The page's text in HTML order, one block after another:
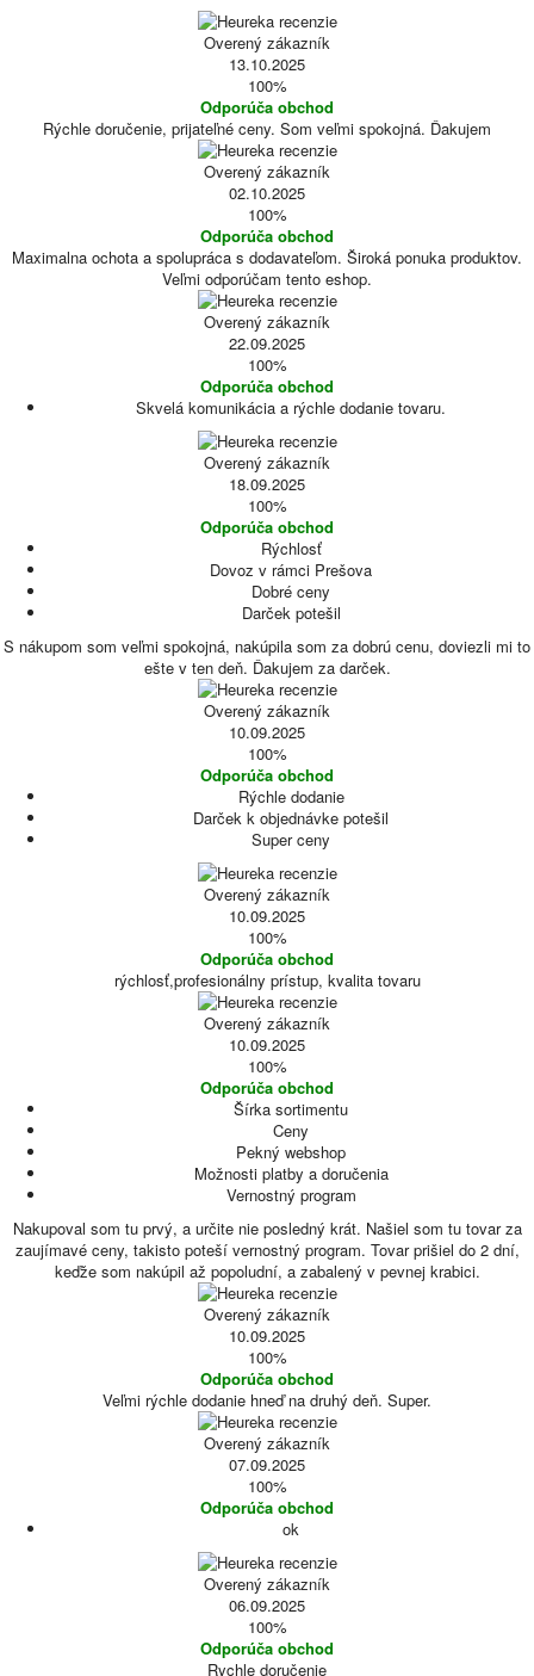
Overený zákazník
13.10.2025
100%
Odporúča obchod
Rýchle doručenie, prijateľné ceny. Som veľmi spokojná. Ďakujem
Overený zákazník
02.10.2025
100%
Odporúča obchod
Maximalna ochota a spolupráca s dodavateľom. Široká ponuka produktov.
Veľmi odporúčam tento eshop.
Overený zákazník
22.09.2025
100%
Odporúča obchod
Skvelá komunikácia a rýchle dodanie tovaru.
Overený zákazník
18.09.2025
100%
Odporúča obchod
Rýchlosť
Dovoz v rámci Prešova
Dobré ceny
Darček potešil
S nákupom som veľmi spokojná, nakúpila som za dobrú cenu, doviezli mi to
ešte v ten deň. Ďakujem za darček.
Overený zákazník
10.09.2025
100%
Odporúča obchod
Rýchle dodanie
Darček k objednávke potešil
Super ceny
Overený zákazník
10.09.2025
100%
Odporúča obchod
rýchlosť,profesionálny prístup, kvalita tovaru
Overený zákazník
10.09.2025
100%
Odporúča obchod
Šírka sortimentu
Ceny
Pekný webshop
Možnosti platby a doručenia
Vernostný program
Nakupoval som tu prvý, a určite nie posledný krát. Našiel som tu tovar za
zaujímavé ceny, takisto poteší vernostný program. Tovar prišiel do 2 dní,
keďže som nakúpil až popoludní, a zabalený v pevnej krabici.
Overený zákazník
10.09.2025
100%
Odporúča obchod
Veľmi rýchle dodanie hneď na druhý deň. Super.
Overený zákazník
07.09.2025
100%
Odporúča obchod
ok
Overený zákazník
06.09.2025
100%
Odporúča obchod
Rychle doručenie